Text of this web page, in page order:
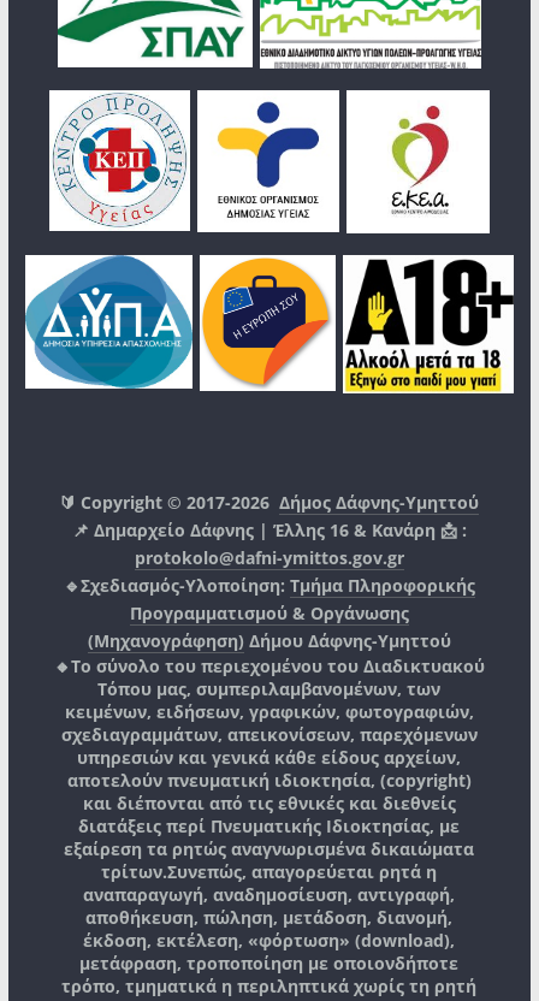
🔰 Copyright © 2017-2026Δήμος Δάφνης-Υμηττού
📌 Δημαρχείο Δάφνης | Έλλης 16 & Κανάρη 📩 :
protokolo@dafni-ymittos.gov.gr
🔹Σχεδιασμός-Υλοποίηση: Τμήμα Πληροφορικής
Προγραμματισμού & Οργάνωσης
(Μηχανογράφηση) Δήμου Δάφνης-Υμηττού
🔸Το σύνολο του περιεχομένου του Διαδικτυακού
Τόπου μας, συμπεριλαμβανομένων, των
κειμένων, ειδήσεων, γραφικών, φωτογραφιών,
σχεδιαγραμμάτων, απεικονίσεων, παρεχόμενων
υπηρεσιών και γενικά κάθε είδους αρχείων,
αποτελούν πνευματική ιδιοκτησία, (copyright)
και διέπονται από τις εθνικές και διεθνείς
διατάξεις περί Πνευματικής Ιδιοκτησίας, με
εξαίρεση τα ρητώς αναγνωρισμένα δικαιώματα
τρίτων.Συνεπώς, απαγορεύεται ρητά η
αναπαραγωγή, αναδημοσίευση, αντιγραφή,
αποθήκευση, πώληση, μετάδοση, διανομή,
έκδοση, εκτέλεση, «φόρτωση» (download),
μετάφραση, τροποποίηση με οποιονδήποτε
τρόπο, τμηματικά η περιληπτικά χωρίς τη ρητή